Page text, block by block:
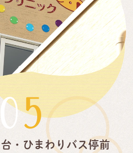
05
・ひまわりバス停前